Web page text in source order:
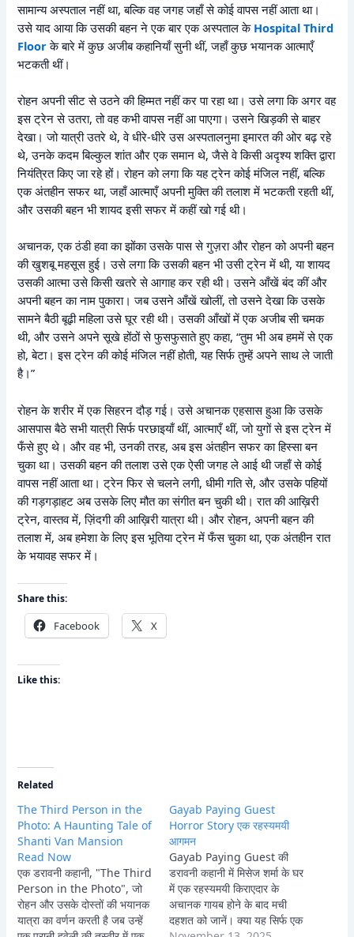
सामान्य अस्पताल नहीं था, बल्कि वह जगह जहाँ से कोई वापस नहीं आता था।
उसे याद आया कि उसकी बहन ने एक बार एक अस्पताल के Hospital Third
Floorके बारे में कुछ अजीब कहानियाँ सुनी थीं, जहाँ कुछ भयानक आत्माएँ
भटकती थीं।
रोहन अपनी सीट से उठने की हिम्मत नहीं कर पा रहा था। उसे लगा कि अगर वह
इस ट्रेन से उतरा, तो वह कभी वापस नहीं आ पाएगा। उसने खिड़की से बाहर
देखा। जो यात्री उतरे थे, वे धीरे-धीरे उस अस्पतालनुमा इमारत की ओर बढ़ रहे
थे, उनके कदम बिल्कुल शांत और एक समान थे, जैसे वे किसी अदृश्य शक्ति द्वारा
नियंत्रित किए जा रहे हों। रोहन को लगा कि यह ट्रेन कोई मंजिल नहीं, बल्कि
एक अंतहीन सफर था, जहाँ आत्माएँ अपनी मुक्ति की तलाश में भटकती रहती थीं,
और उसकी बहन भी शायद इसी सफर में कहीं खो गई थी।
अचानक, एक ठंडी हवा का झोंका उसके पास से गुज़रा और रोहन को अपनी बहन
की खुशबू महसूस हुई। उसे लगा कि उसकी बहन भी उसी ट्रेन में थी, या शायद
उसकी आत्मा उसे किसी खतरे से आगाह कर रही थी। उसने आँखें बंद कीं और
अपनी बहन का नाम पुकारा। जब उसने आँखें खोलीं, तो उसने देखा कि उसके
सामने बैठी बूढ़ी महिला उसे घूर रही थी। उसकी आँखों में एक अजीब सी चमक
थी, और उसने अपने सूखे होंठों से फुसफुसाते हुए कहा, “तुम भी अब हममें से एक
हो, बेटा। इस ट्रेन की कोई मंजिल नहीं होती, यह सिर्फ तुम्हें अपने साथ ले जाती
है।”
रोहन के शरीर में एक सिहरन दौड़ गई। उसे अचानक एहसास हुआ कि उसके
आसपास बैठे सभी यात्री सिर्फ परछाइयाँ थीं, आत्माएँ थीं, जो युगों से इस ट्रेन में
फँसे हुए थे। और वह भी, उनकी तरह, अब इस अंतहीन सफर का हिस्सा बन
चुका था। उसकी बहन की तलाश उसे एक ऐसी जगह ले आई थी जहाँ से कोई
वापस नहीं आता था। ट्रेन फिर से चलने लगी, धीमी गति से, और उसके पहियों
की गड़गड़ाहट अब उसके लिए मौत का संगीत बन चुकी थी। रात की आख़िरी
ट्रेन, वास्तव में, ज़िंदगी की आख़िरी यात्रा थी। और रोहन, अपनी बहन की
तलाश में, अब हमेशा के लिए इस भूतिया ट्रेन में फँस चुका था, एक अंतहीन रात
के भयावह सफर में।
Share this:
Facebook X
Like this:
Related
The Third Person in the
Photo: A Haunting Tale of
Shanti Van Mansion
Read Now
एक डरावनी कहानी, "The Third
Person in the Photo", जो
रोहन और उसके दोस्तों की भयानक
यात्रा का वर्णन करती है जब उन्हें
Gayab Paying Guest
Horror Story एक रहस्यमयी
आगमन
Gayab Paying Guest की
डरावनी कहानी में मिसेज शर्मा के घर
में एक रहस्यमयी किराएदार के
अचानक गायब होने के बाद मची
दहशत को जानें। क्या यह सिर्फ एक